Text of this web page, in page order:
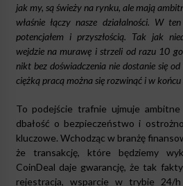
jak my, są świeży na rynku, ale mają
właśnie łączy nasze działalności. W
potencjałem i przyszłością. Tak jak
wejdzie na murawę i strzeli od razu 10
nikt bez doświadczenia nie dostanie się
ciężką pracą można się rozwinąć i w końcu
To podejście trafnie ujmuje
dbałość o bezpieczeństwo i
kluczowe. Wchodząc w branżę
że transakcję, które będziemy
CoinDeal daje gwarancję, że tak
rejestracja, wsparcie w trybie 24/